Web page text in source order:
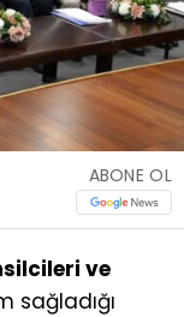
ABONE OL
ve
sağladığı